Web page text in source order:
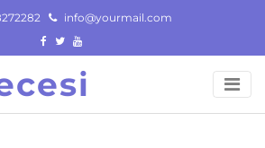
info@yourmail.com